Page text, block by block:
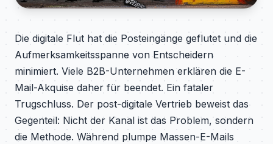
Die digitale Flut hat die Posteingänge geflutet und die
Aufmerksamkeitsspanne von Entscheidern
minimiert. Viele B2B-Unternehmen erklären die E-
Mail-Akquise daher für beendet. Ein fataler
Trugschluss. Der post-digitale Vertrieb beweist das
Gegenteil: Nicht der Kanal ist das Problem, sondern
die Methode. Während plumpe Massen-E-Mails